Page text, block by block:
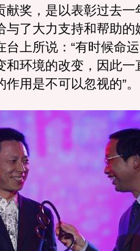
献奖，是以表彰过去一
与了大力支持和帮助的
台上所说：“有时候命
和环境的改变，因此一
用是不可以忽视的”。